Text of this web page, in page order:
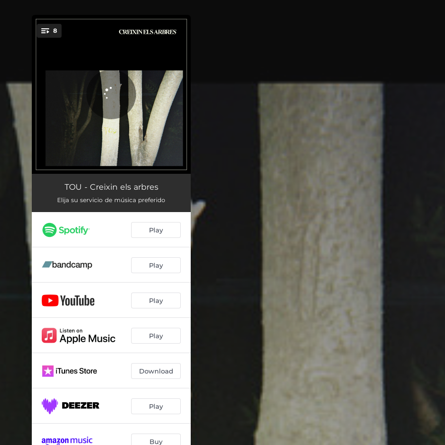
8
Elements
El temps 04:14
Cançó d’amor ignorada 05:08
Se'm va fer gran 03:42
El nen techno de Montjuïc 03:22
Responsabilitat existencial 03:06
TOU - Creixin els arbres
Elija su servicio de música preferido
Play
Play
Play
Play
Download
Play
Buy